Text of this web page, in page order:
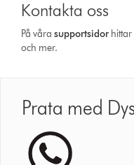
Kontakta oss
På vårasupport­sidor
och mer.
Prata med